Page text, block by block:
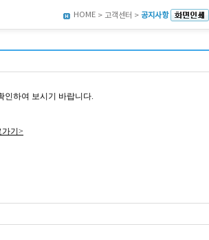
HOME > 고객센터 > 공지사항
인하여 보시기 바랍니다.
기>